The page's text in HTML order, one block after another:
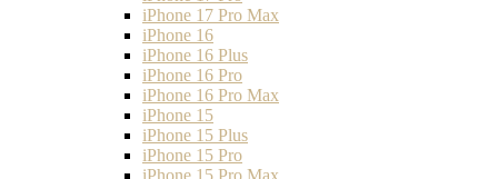
iPhone 17 Pro Max
iPhone 16
iPhone 16 Plus
iPhone 16 Pro
iPhone 16 Pro Max
iPhone 15
iPhone 15 Plus
iPhone 15 Pro
iPhone 15 Pro Max